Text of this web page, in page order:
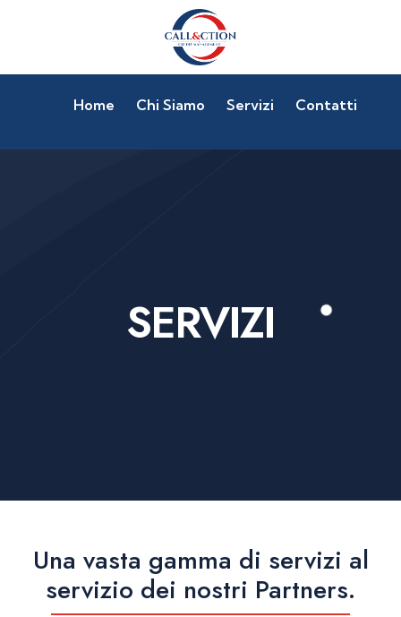
Home Chi Siamo Servizi Contatti
SERVIZI
Una vasta gamma di servizi al
servizio dei nostri Partners.